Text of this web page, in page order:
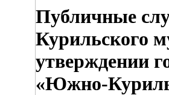
Публичные
Курильского
утверждении
«Южно-